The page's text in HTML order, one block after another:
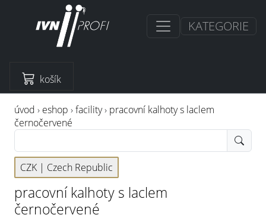
KATEGORIE
košík
úvod › eshop ›facility› pracovní kalhoty s laclem
černočervené
CZK | Czech Republic
pracovní kalhoty s laclem
černočervené